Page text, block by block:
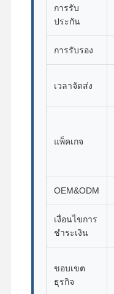
การรับ
ประกัน
การรับรอง
เวลาจัดส่ง
แพ็คเกจ
OEM&ODM
เงื่อนไขการ
ชำระเงิน
ขอบเขต
ธุรกิจ